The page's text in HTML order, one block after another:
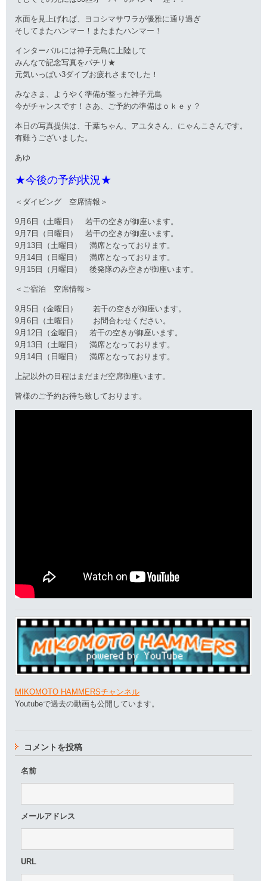
水面を見上げれば、ヨコシマサワラが優雅に通り過ぎ
そしてまたハンマー！またまたハンマー！
インターバルには神子元島に上陸して
みんなで記念写真をパチリ★
元気いっぱい3ダイブお疲れさまでした！
みなさま、ようやく準備が整った神子元島
今がチャンスです！さあ、ご予約の準備はｏｋｅｙ？
本日の写真提供は、千葉ちゃん、アユタさん、にゃんこさんです。
有難うございました。
あゆ
★今後の予約状況★
＜ダイビング 空席情報＞
9月6日（土曜日） 若干の空きが御座います。
9月7日（日曜日） 若干の空きが御座います。
9月13日（土曜日） 満席となっております。
9月14日（日曜日） 満席となっております。
9月15日（月曜日） 後発隊のみ空きが御座います。
＜ご宿泊 空席情報＞
9月5日（金曜日） 若干の空きが御座います。
9月6日（土曜日） お問合わせください。
9月12日（金曜日） 若干の空きが御座います。
9月13日（土曜日） 満席となっております。
9月14日（日曜日） 満席となっております。
上記以外の日程はまだまだ空席御座います。
皆様のご予約お待ち致しております。
MIKOMOTO HAMMERSチャンネル
Youtubeで過去の動画も公開しています。
コメントを投稿
名前
メールアドレス
URL